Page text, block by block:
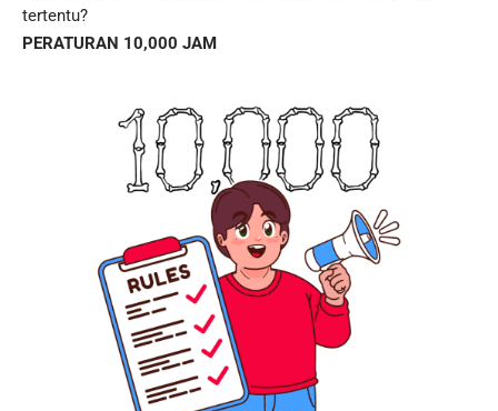
tertentu?
PERATURAN 10,000 JAM